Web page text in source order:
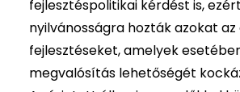
fejlesztéspolitikai kérdést is, ezért
nyilvánosságra hozták azokat az
fejlesztéseket, amelyek
megvalósítás lehetőségét